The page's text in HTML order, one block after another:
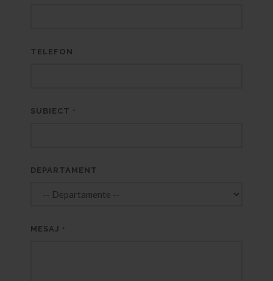
TELEFON
SUBIECT *
DEPARTAMENT
MESAJ *